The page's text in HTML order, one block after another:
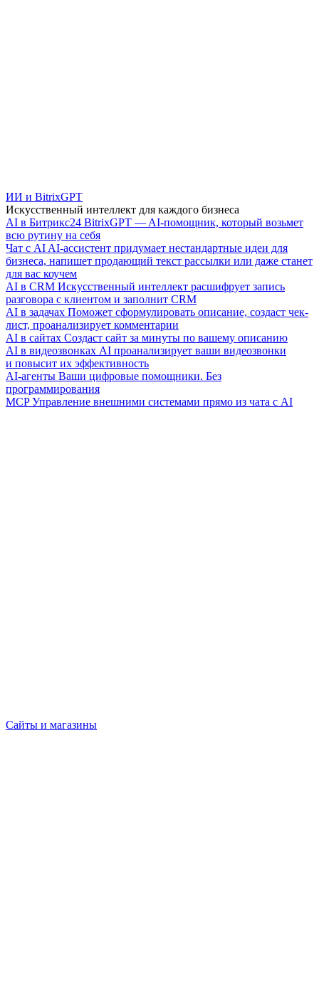
ИИ и BitrixGPT
Искусственный интеллект для каждого бизнеса
AI в Битрикс24 BitrixGPT — AI-помощник, который возьмет
всю рутину на себя
Чат с AI AI-ассистент придумает нестандартные идеи для
бизнеса, напишет продающий текст рассылки или даже станет
для вас коучем
AI в CRM Искусственный интеллект расшифрует запись
разговора с клиентом и заполнит CRM
AI в задачах Поможет сформулировать описание, создаст чек-
лист, проанализирует комментарии
AI в сайтах Создаст сайт за минуты по вашему описанию
AI в видеозвонках AI проанализирует ваши видеозвонки
и повысит их эффективность
AI-агенты Ваши цифровые помощники. Без
программирования
MCP Управление внешними системами прямо из чата с AI
Сайты и магазины